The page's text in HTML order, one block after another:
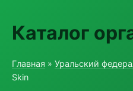
Каталог
Главная » Уральский
Skin